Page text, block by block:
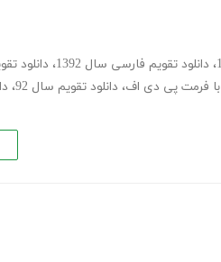
، دانلود تقویم فارسی سال 1392 ، دانلود
، دانلود تقویم سال 92 ،